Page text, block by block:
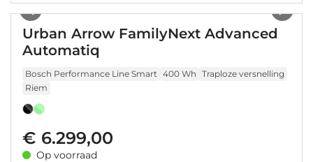
Urban Arrow FamilyNext Advanced
Automatiq
Bosch Performance Line Smart 400 Wh Traploze versnelling
Riem
€ 6.299,00
Op voorraad